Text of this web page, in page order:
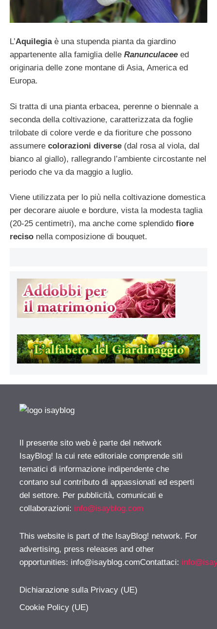
L’Aquilegiaè una stupenda pianta da giardino
appartenente alla famiglia delle Ranunculacee ed
originaria delle zone montane di Asia, America ed
Europa.
Si tratta di una pianta erbacea, perenne o biennale a
seconda della coltivazione, caratterizzata da foglie
trilobate di colore verde e da fioriture che possono
assumere colorazioni diverse (dal rosa al viola, dal
bianco al giallo), rallegrando l’ambiente circostante nel
periodo che va da maggio a luglio.
Viene utilizzata per lo più nella coltivazione domestica
per decorare aiuole e bordure, vista la modesta taglia
(20-25 centimetri), ma anche come splendido fiore
reciso nella composizione di bouquet.
Il presente sito web è parte del network
IsayBlog! la cui rete editoriale comprende siti
tematici di informazione indipendente che
contano sul contributo di appassionati ed esperti
del settore. Per pubblicità, comunicati e
collaborazioni: info@isayblog.com
This website is part of the IsayBlog! network. For
advertising, press releases and other
opportunities: info@isayblog.comContattaci:
Dichiarazione sulla Privacy (UE)
Cookie Policy (UE)